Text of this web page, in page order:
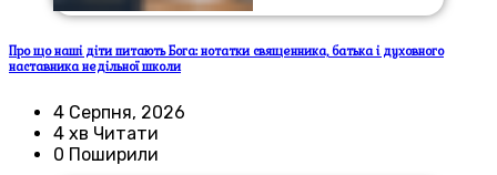
Про що наші діти питають Бога: нотатки священника, батька і духовного
наставника недільної школи
4 Серпня, 2026
4 хв Читати
0 Поширили